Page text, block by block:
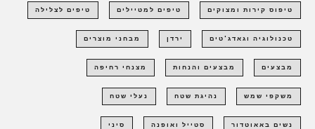
טיפוס קירות ומצוקים טיפים למטיילים טיפים לצלילה
טכנולוגיה וגאדג'טים ירדן מבחני מוצרים
מבצעים מבצעים והנחות מצנחי רחיפה
משקפי שמש נהיגת שטח נעלי שטח
נשים באאוטדור סטייל ואופנה סיני